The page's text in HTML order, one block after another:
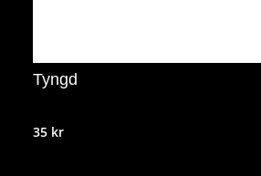
Tyngd
35 kr